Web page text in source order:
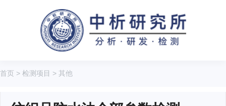
首页 > 检测项目 > 其他